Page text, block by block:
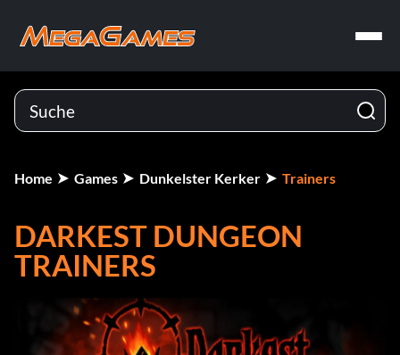
Home Games Dunkelster Kerker Trainers
DARKEST DUNGEON
TRAINERS